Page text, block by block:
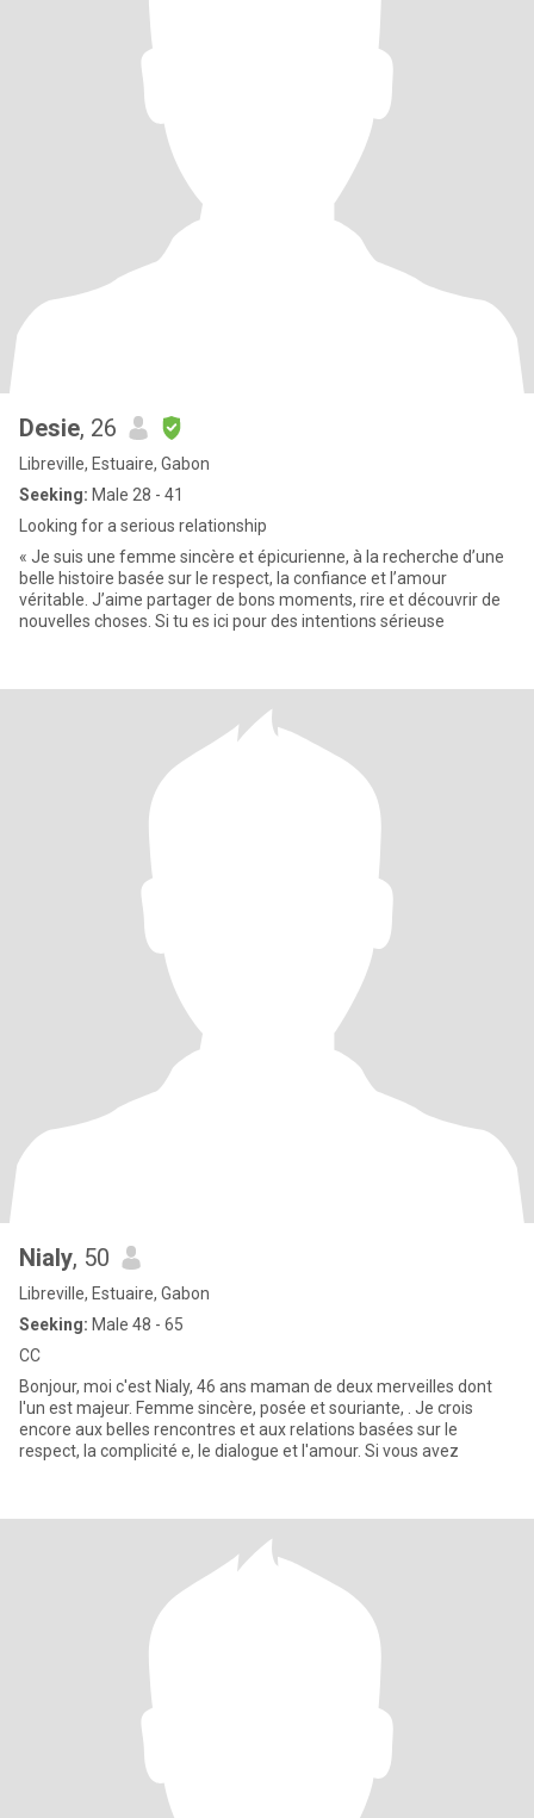
Desie, 26
Libreville, Estuaire, Gabon
Seeking: Male 28 - 41
Looking for a serious relationship
« Je suis une femme sincère et épicurienne, à la recherche d’une
belle histoire basée sur le respect, la confiance et l’amour
véritable. J’aime partager de bons moments, rire et découvrir de
nouvelles choses. Si tu es ici pour des intentions sérieuse
Nialy, 50
Libreville, Estuaire, Gabon
Seeking: Male 48 - 65
CC
Bonjour, moi c'est Nialy, 46 ans maman de deux merveilles dont
l'un est majeur. Femme sincère, posée et souriante, . Je crois
encore aux belles rencontres et aux relations basées sur le
respect, la complicité e, le dialogue et l'amour. Si vous avez